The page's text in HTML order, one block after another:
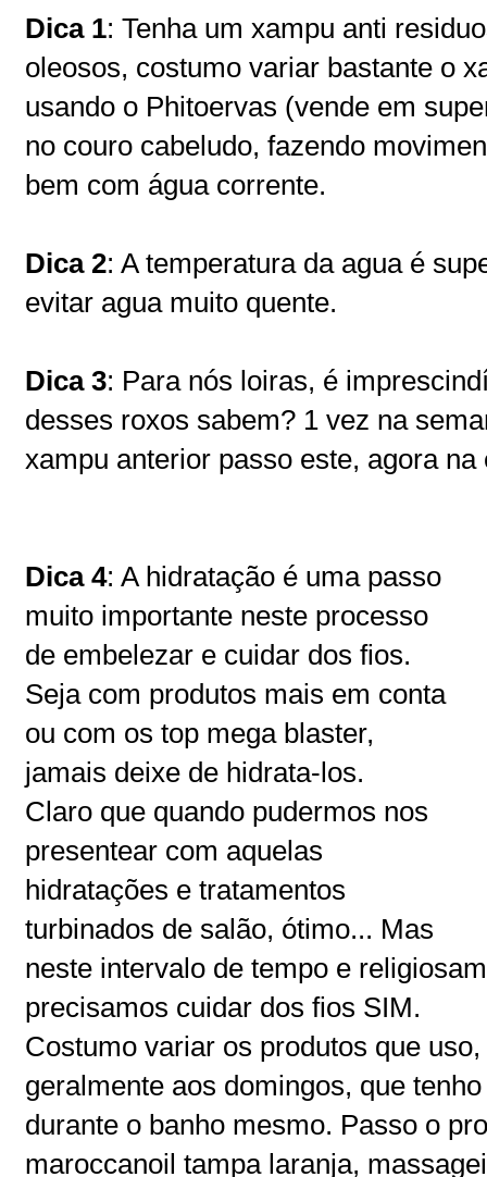
Dica 1: Tenha um xampu anti
oleosos, costumo variar bastante o
usando o Phitoervas (vende em
no couro cabeludo, fazendo
bem com água corrente.
Dica 2: A temperatura da agua é
evitar agua muito quente.
Dica 3: Para nós loiras, é
desses roxos sabem? 1 vez na
xampu anterior passo este, agora
Dica 4: A hidratação é uma passo
muito importante neste processo
de embelezar e cuidar dos fios.
Seja com produtos mais em conta
ou com os top mega blaster,
jamais deixe de hidrata-los.
Claro que quando pudermos nos
presentear com aquelas
hidratações e tratamentos
turbinados de salão, ótimo... Mas
neste intervalo de tempo e
precisamos cuidar dos fios SIM.
Costumo variar os produtos que
geralmente aos domingos, que
durante o banho mesmo. Passo o
maroccanoil tampa laranja,